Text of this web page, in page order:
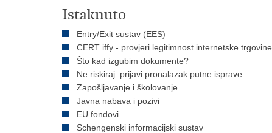
Istaknuto
Entry/Exit sustav (EES)
CERT iffy - provjeri legitimnost internetske trgovine
Što kad izgubim dokumente?
Ne riskiraj: prijavi pronalazak putne isprave
Zapošljavanje i školovanje
Javna nabava i pozivi
EU fondovi
Schengenski informacijski sustav